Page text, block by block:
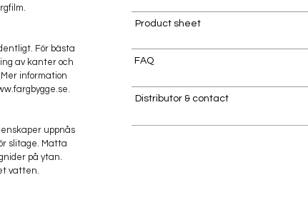
För bästa
av kanter och
information
uppnås
slitage. Matta
på ytan.
vatten.
Product sheet
FAQ
Distributor & contact